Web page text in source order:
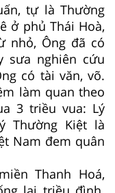
tự là Thường
ở phủ Thái Hoà,
nhỏ, Ông đã có
sưa nghiên cứu
có tài văn, võ.
làm quan theo
3 triều vua: Lý
Thường Kiệt là
Nam đem quân
Thanh Hoá,